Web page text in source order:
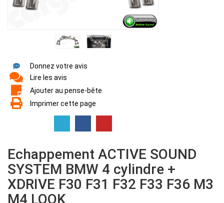
Donnez votre avis
Lire les avis
Ajouter au pense-bête
Imprimer cette page
Echappement ACTIVE SOUND
SYSTEM BMW 4 cylindre +
XDRIVE F30 F31 F32 F33 F36 M3
M4 LOOK